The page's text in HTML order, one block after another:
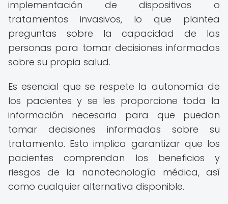
implementación de dispositivos o
tratamientos invasivos, lo que plantea
preguntas sobre la capacidad de las
personas para tomar decisiones informadas
sobre su propia salud.
Es esencial que se respete la autonomía de
los pacientes y se les proporcione toda la
información necesaria para que puedan
tomar decisiones informadas sobre su
tratamiento. Esto implica garantizar que los
pacientes comprendan los beneficios y
riesgos de la nanotecnología médica, así
como cualquier alternativa disponible.